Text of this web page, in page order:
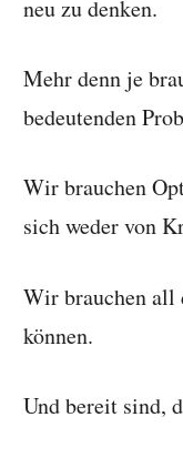
neu zu denken.
Mehr denn je
bedeutenden
Wir brauchen
sich weder von
Wir brauchen all
können.
Und bereit sind,